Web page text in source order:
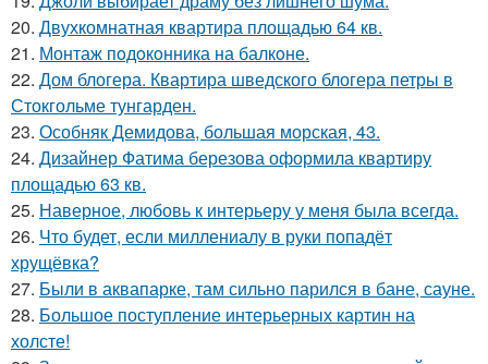
20. Двухкомнатная квартира площадью 64 кв.
21. Монтаж пoдoкoнника на балкoне.
22. Дом блогера. Квартира шведского блогера петры в
Стокгольме тунгарден.
23. Особняк Демидова, большая морская, 43.
24. Дизайнер Фатима березова оформила квартиру
площадью 63 кв.
25. Наверное, любовь к интерьеру у меня была всегда.
26. Что будет, если миллениалу в руки попадёт
хрущёвка?
27. Были в аквапарке, там сильно парился в бане, сауне.
28. Большое поступление интерьерных картин на
холсте!